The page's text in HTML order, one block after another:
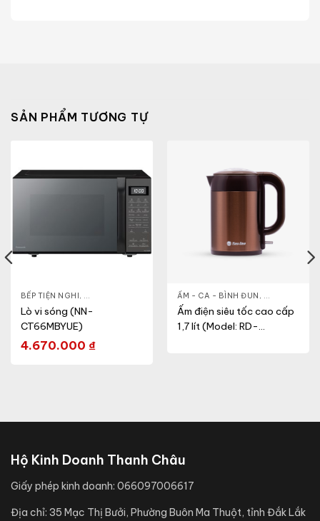
SẢN PHẨM TƯƠNG TỰ
BẾP TIỆN NGHI , GIA DỤNG KHỎE & ĐẸP ,LÒ VI SÓNG
Lò vi sóng (NN-
CT66MBYUE)
4.670.000 ₫
ẤM - CA - BÌNH ĐUN , GIA DỤNG
Ấm điện siêu tốc cao cấp
1,7 lít (Model: RD-
,LÒ VI SÓNG
Hộ Kinh Doanh Thanh Châu
Giấy phép kinh doanh: 066097006617
Địa chỉ: 35 Mạc Thị Bưởi, Phường Buôn Ma Thuột, tỉnh Đắk Lắk